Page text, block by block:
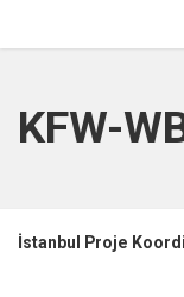
KFW-
İstanbul Proje